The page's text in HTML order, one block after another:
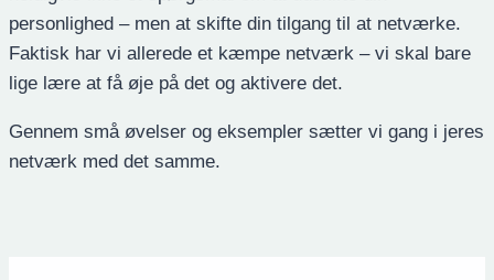
personlighed – men at skifte din tilgang til at netværke.
Faktisk har vi allerede et kæmpe netværk – vi skal bare
lige lære at få øje på det og aktivere det.
Gennem små øvelser og eksempler sætter vi gang i jeres
netværk med det samme.